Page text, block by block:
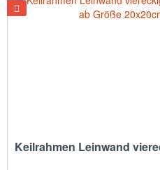
Keilrahmen Leinwand